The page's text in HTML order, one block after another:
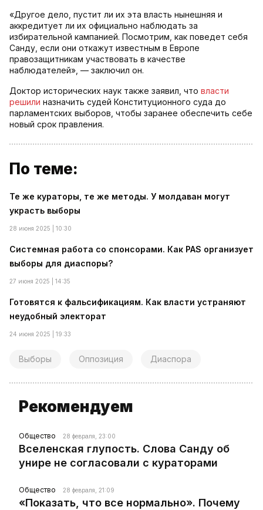
«Другое дело, пустит ли их эта власть нынешняя и
аккредитует ли их официально наблюдать за
избирательной кампанией. Посмотрим, как поведет себя
Санду, если они откажут известным в Европе
правозащитникам участвовать в качестве
наблюдателей», — заключил он.
Доктор исторических наук также заявил, что власти
решили назначить судей Конституционного суда до
парламентских выборов, чтобы заранее обеспечить себе
новый срок правления.
По теме:
Те же кураторы, те же методы. У молдаван могут
украсть выборы
28 июня 2025 | 10:30
Системная работа со спонсорами. Как PAS организует
выборы для диаспоры?
27 июня 2025 | 14:35
Готовятся к фальсификациям. Как власти устраняют
неудобный электорат
24 июня 2025 | 19:33
Выборы Оппозиция Диаспора
Рекомендуем
Общество 28 февраля, 23:00
Вселенская глупость. Слова Санду об
унире не согласовали с кураторами
Общество 28 февраля, 21:09
«Показать, что все нормально». Почему